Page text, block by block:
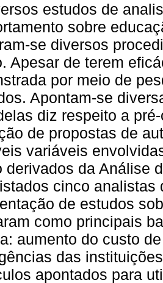
estudos de
sobre
se diversos
Apesar de terem
por meio de
Apontam-se
diz respeito a
de propostas de
variáveis
derivados da Análise
cinco analistas
de estudos
como principais
aumento do custo
das
apontados para